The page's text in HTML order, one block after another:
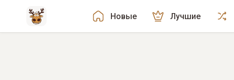
Новые Лучшие